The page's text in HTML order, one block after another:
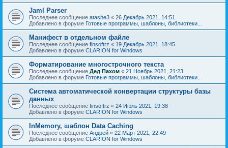
Jaml Parser
Последнее сообщение atashe3 « 26 Декабрь 2021, 14:51
Добавлено в форуме Готовые программы, шаблоны, библиотеки...
Манифест в отдельном файле
Последнее сообщение finsoftrz « 19 Декабрь 2021, 18:45
Добавлено в форуме CLARION for Windows
Форматирование многострочного текста
Последнее сообщение Дед Пахом « 21 Ноябрь 2021, 21:23
Добавлено в форуме Готовые программы, шаблоны, библиотеки...
Система автоматической конвертации структуры базы
данных
Последнее сообщение finsoftrz « 24 Июль 2021, 19:38
Добавлено в форуме CLARION for Windows
InMemory, шаблон Data Caching
Последнее сообщение Андрей « 22 Март 2021, 22:49
Добавлено в форуме CLARION for Windows